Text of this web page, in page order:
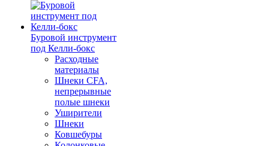
Буровой инструмент
под Келли-бокс
Расходные
материалы
Шнеки CFA,
непрерывные
полые шнеки
Уширители
Шнеки
Ковшебуры